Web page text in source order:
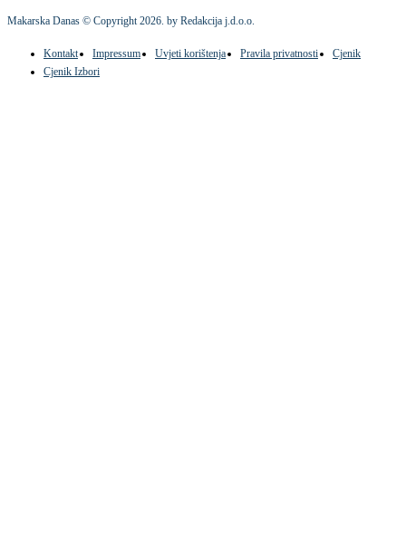
Makarska Danas © Copyright2026. by Redakcija j.d.o.o.
Kontakt Impressum Uvjeti korištenja Pravila privatnosti
Cjenik
Cjenik Izbori